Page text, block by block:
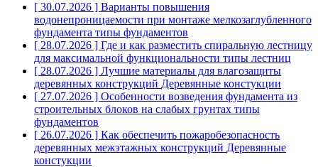
[ 30.07.2026 ] Варианты повышения
водонепроницаемости при монтаже мелкозаглубленного
фундамента типы фундаментов
[ 28.07.2026 ] Где и как разместить спиральную лестницу
для максимальной функциональности типы лестниц
[ 28.07.2026 ] Лучшие материалы для влагозащиты
деревянных конструкций Деревянные констукции
[ 27.07.2026 ] Особенности возведения фундамента из
строительных блоков на слабых грунтах типы
фундаментов
[ 26.07.2026 ] Как обеспечить пожаробезопасность
деревянных межэтажных конструкций Деревянные
констукции